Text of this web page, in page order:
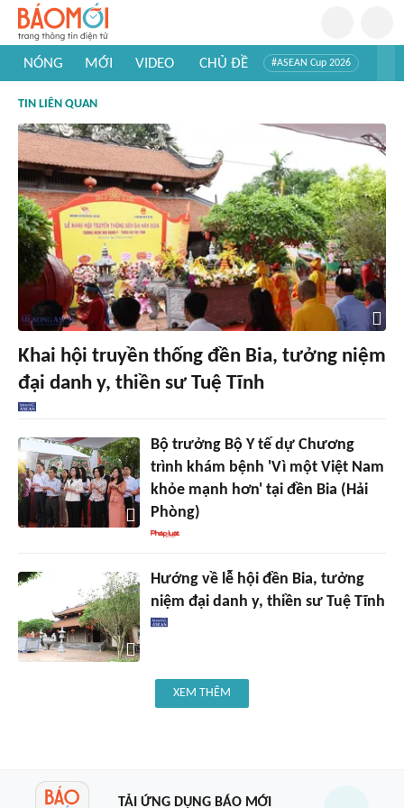
NÓNG MỚI VIDEO CHỦ ĐỀ #ASEAN Cup 2026
#Khám phá thế giới
TIN LIÊN QUAN
Khai hội truyền thống đền Bia, tưởng niệm
đại danh y, thiền sư Tuệ Tĩnh
Bộ trưởng Bộ Y tế dự Chương
trình khám bệnh 'Vì một Việt Nam
khỏe mạnh hơn' tại đền Bia (Hải
Phòng)
Hướng về lễ hội đền Bia, tưởng
niệm đại danh y, thiền sư Tuệ Tĩnh
XEM THÊM
TẢI ỨNG DỤNG BÁO MỚI